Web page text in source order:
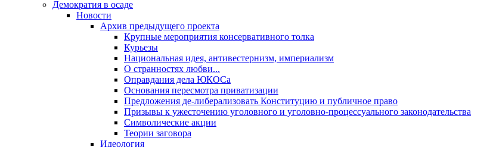
Демократия в осаде
Новости
Архив предыдущего проекта
Крупные мероприятия консервативного толка
Курьезы
Национальная идея, антивестернизм, империализм
О странностях любви...
Оправдания дела ЮКОСа
Основания пересмотра приватизации
Предложения де-либерализовать Конституцию и публичное право
Призывы к ужесточению уголовного и уголовно-процессуального законодательства
Символические акции
Теории заговора
Идеология